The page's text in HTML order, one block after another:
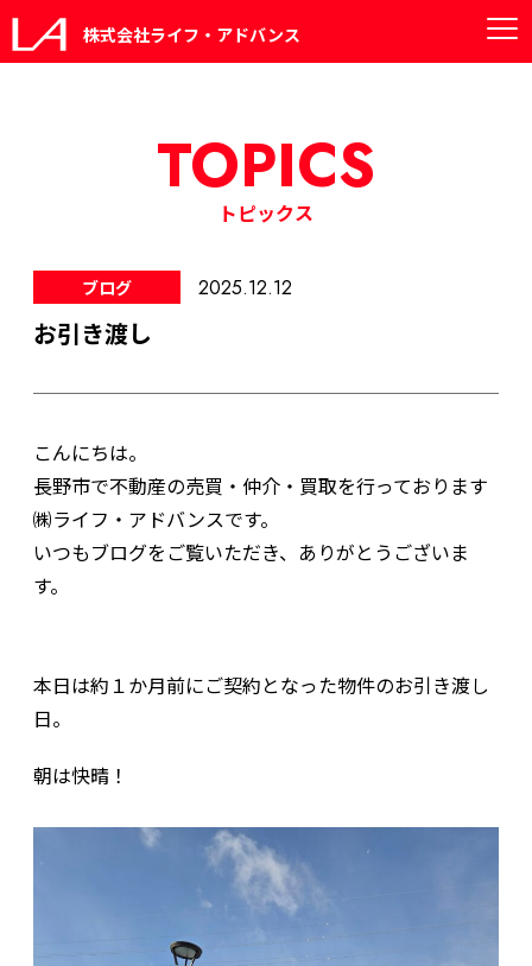
株式会社ライフ・アドバンス
TOPICS
トピックス
ブログ 2025.12.12
お引き渡し
こんにちは。
長野市で不動産の売買・仲介・買取を行っております
㈱ライフ・アドバンスです。
いつもブログをご覧いただき、ありがとうございま
す。
本日は約１か月前にご契約となった物件のお引き渡し
日。
朝は快晴！